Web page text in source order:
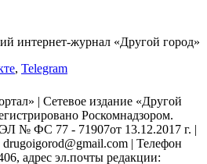
интернет-журнал «Другой город»
, Telegram
| Сетевое издание «Другой
Роскомнадзором.
№ ФС 77 - 71907от 13.12.2017 г. |
| Телефон
адрес эл.почты редакции: